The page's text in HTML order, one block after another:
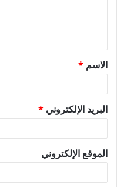
ق
*
الاسم *
البريد الإلكتروني *
الموقع الإلكتروني